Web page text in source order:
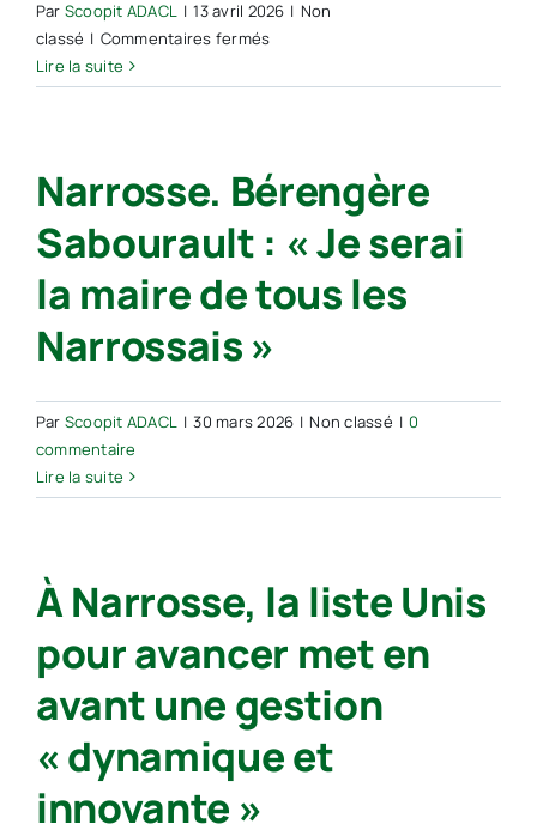
Par Scoopit ADACL | 13 avril 2026 | Non
classé | Commentaires ferméssur
une
dévoile
la
secrète
des
récifs
Lire la suite
Narrosse. Bérengère
Sabourault : « Je serai
la maire de tous les
Narrossais »
Par Scoopit ADACL | 30 mars 2026 | Non classé | 0
commentaire
Lire la suite
À Narrosse, la liste Unis
pour avancer met en
avant une gestion
« dynamique et
innovante »